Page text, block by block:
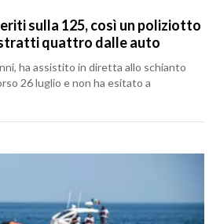
sulla 125, così un poliziotto
quattro dalle auto
ha assistito in diretta allo schianto
26 luglio e non ha esitato a